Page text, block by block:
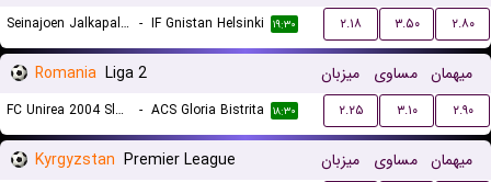
Seinajoen Jalkapallokerho - IF Gnistan Helsinki ۱۹:۳۰ ۲.۱۸ ۳.۵۰ ۲.۸۰
Romania Liga 2 میزبان مساوی میهمان
FC Unirea 2004 Slobozia - ACS Gloria Bistrita ۱۸:۳۰ ۲.۲۵ ۳.۱۰ ۲.۹۰
Kyrgyzstan Premier League میزبان مساوی میهمان